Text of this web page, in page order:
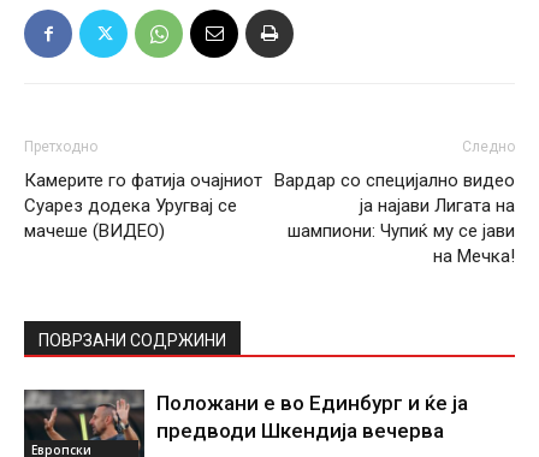
Претходно
Камерите го фатија очајниот
Суарез додека Уругвај се
мачеше (ВИДЕО)
Следно
Вардар со специјално видео
ја најави Лигата на
шампиони: Чупиќ му се јави
на Мечка!
ПОВРЗАНИ СОДРЖИНИ
Европски
Положани е во Единбург и ќе ја
предводи Шкендија вечерва